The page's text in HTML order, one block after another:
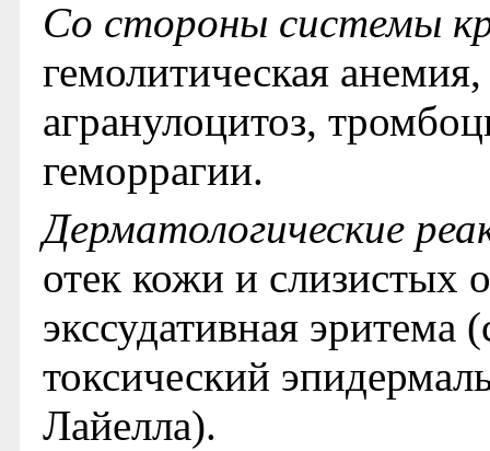
Со стороны системы
гемолитическая
агранулоцитоз,
геморрагии.
Дерматологические
отек кожи и слизистых
экссудативная
токсический
Лайелла).